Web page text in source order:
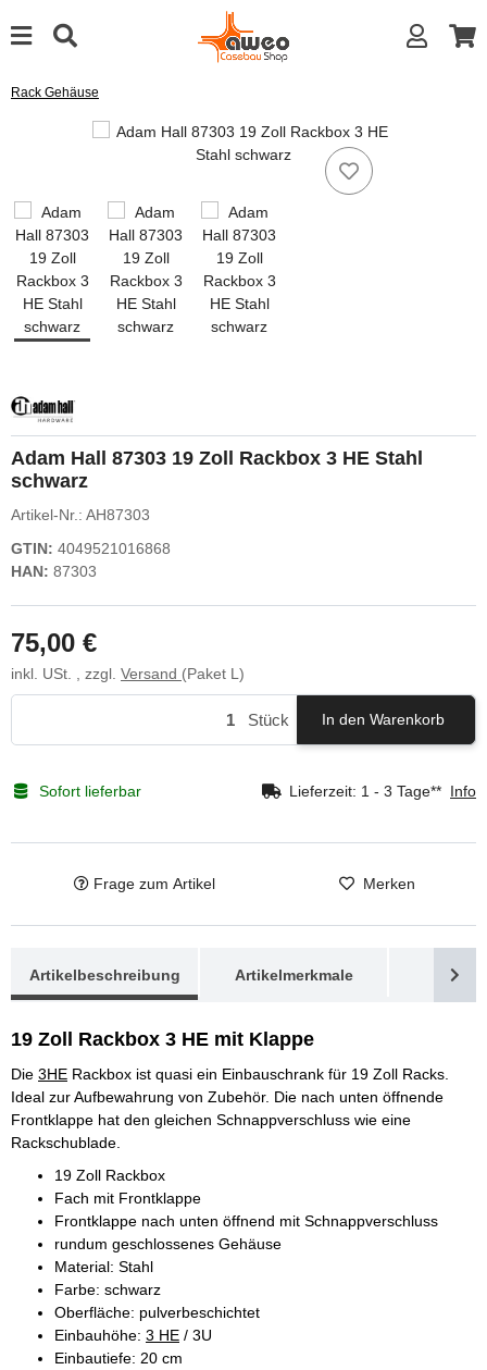
Rack Gehäuse
Adam Hall 87303 19 Zoll Rackbox 3 HE Stahl
schwarz
Artikel-Nr.: AH87303
GTIN: 4049521016868
HAN: 87303
75,00 €
inkl. USt. , zzgl. Versand (Paket L)
Stück In den Warenkorb
Sofort lieferbar Lieferzeit: 1 - 3 Tage** Info
Frage zum Artikel Merken
Artikelbeschreibung
Artikelmerkmale
19 Zoll Rackbox 3 HE mit Klappe
Die 3HE Rackbox ist quasi ein Einbauschrank für 19 Zoll Racks.
Ideal zur Aufbewahrung von Zubehör. Die nach unten öffnende
Frontklappe hat den gleichen Schnappverschluss wie eine
Rackschublade.
19 Zoll Rackbox
Fach mit Frontklappe
Frontklappe nach unten öffnend mit Schnappverschluss
rundum geschlossenes Gehäuse
Material: Stahl
Farbe: schwarz
Oberfläche: pulverbeschichtet
Einbauhöhe: 3 HE / 3U
Einbautiefe: 20 cm